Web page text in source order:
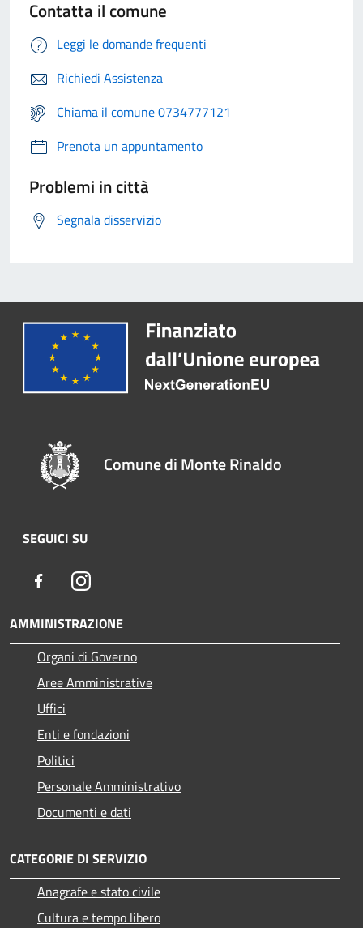
Contatta il comune
Leggi le domande frequenti
Richiedi Assistenza
Chiama il comune 0734777121
Prenota un appuntamento
Problemi in città
Segnala disservizio
Comune di Monte Rinaldo
SEGUICI SU
FacebookInstagram
AMMINISTRAZIONE
Organi di Governo
Aree Amministrative
Uffici
Enti e fondazioni
Politici
Personale Amministrativo
Documenti e dati
CATEGORIE DI SERVIZIO
Anagrafe e stato civile
Cultura e tempo libero